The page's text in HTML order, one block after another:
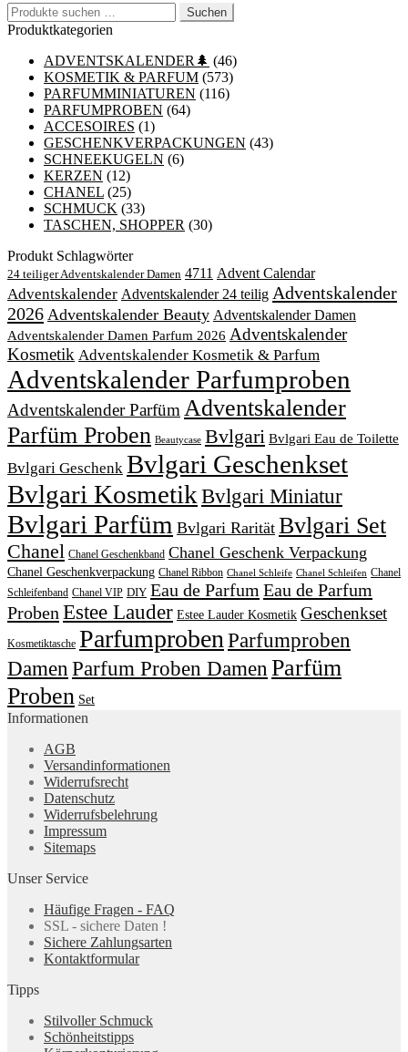
sortiert
Suchen
nach:
Suchen
Produktkategorien
ADVENTSKALENDER🌲 (46)
KOSMETIK & PARFUM (573)
PARFUMMINIATUREN (116)
PARFUMPROBEN (64)
ACCESOIRES (1)
GESCHENKVERPACKUNGEN (43)
SCHNEEKUGELN (6)
KERZEN (12)
CHANEL (25)
SCHMUCK (33)
TASCHEN, SHOPPER (30)
Produkt Schlagwörter
24 teiliger Adventskalender Damen 4711 Advent Calendar
Adventskalender Adventskalender 24 teilig Adventskalender
2026 Adventskalender Beauty Adventskalender Damen
Adventskalender Damen Parfum 2026 Adventskalender
Kosmetik Adventskalender Kosmetik & Parfum
Adventskalender Parfumproben
Adventskalender Parfüm Adventskalender
Parfüm Proben Beautycase Bvlgari Bvlgari Eau de Toilette
Bvlgari Geschenk Bvlgari Geschenkset
Bvlgari KosmetikBvlgari Miniatur
Bvlgari Parfüm Bvlgari Rarität Bvlgari Set
Chanel Chanel Geschenkband Chanel Geschenk Verpackung
Chanel Geschenkverpackung Chanel Ribbon Chanel Schleife Chanel Schleifen Chanel
Schleifenband Chanel VIP DIY Eau de Parfum Eau de Parfum
Proben Estee Lauder Estee Lauder Kosmetik Geschenkset
Kosmetiktasche Parfumproben Parfumproben
Damen Parfum Proben Damen Parfüm
Proben Set
Informationen
AGB
Versandinformationen
Widerrufsrecht
Datenschutz
Widerrufsbelehrung
Impressum
Sitemaps
Unser Service
Häufige Fragen - FAQ
SSL - sichere Daten !
Sichere Zahlungsarten
Kontaktformular
Tipps
Stilvoller Schmuck
Schönheitstipps